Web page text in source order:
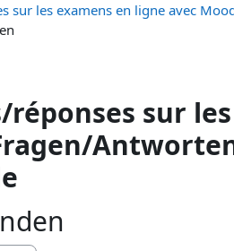
sur les examens en ligne avec
sur